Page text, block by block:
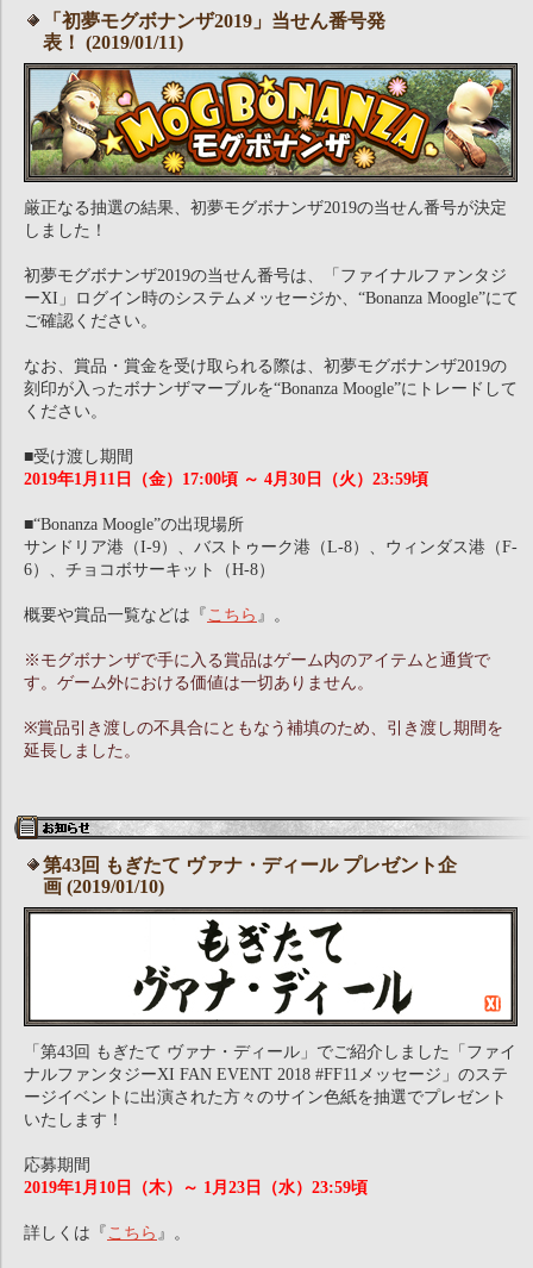
「初夢モグボナンザ2019」当せん番号発
表！ (2019/01/11)
厳正なる抽選の結果、初夢モグボナンザ2019の当せん番号が決定
しました！
初夢モグボナンザ2019の当せん番号は、「ファイナルファンタジ
ーXI」ログイン時のシステムメッセージか、“Bonanza Moogle”にて
ご確認ください。
なお、賞品・賞金を受け取られる際は、初夢モグボナンザ2019の
刻印が入ったボナンザマーブルを“Bonanza Moogle”にトレードして
ください。
■受け渡し期間
2019年1月11日（金）17:00頃 ～ 4月30日（火）23:59頃
■“Bonanza Moogle”の出現場所
サンドリア港（I-9）、バストゥーク港（L-8）、ウィンダス港（F-
6）、チョコボサーキット（H-8）
概要や賞品一覧などは『 こちら 』。
※モグボナンザで手に入る賞品はゲーム内のアイテムと通貨で
す。ゲーム外における価値は一切ありません。
※賞品引き渡しの不具合にともなう補填のため、引き渡し期間を
延長しました。
第43回 もぎたて ヴァナ・ディール プレゼント企
画 (2019/01/10)
「第43回 もぎたて ヴァナ・ディール」でご紹介しました「ファイ
ナルファンタジーXI FAN EVENT 2018 #FF11メッセージ」のステ
ージイベントに出演された方々のサイン色紙を抽選でプレゼント
いたします！
応募期間
2019年1月10日（木）～ 1月23日（水）23:59頃
詳しくは『 こちら 』。